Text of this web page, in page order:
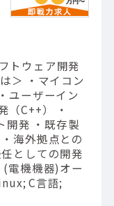
トウェア開発
＞ ・マイコン
ユーザーイン
（C++） ・
開発 ・既存製
海外拠点との
としての開発
電機機器)オー
C言語;